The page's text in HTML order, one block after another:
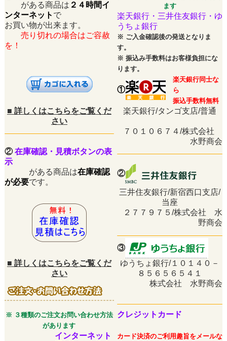
ます
がある商品は ２４時間イ
ンターネット で
お買い物が出来ます。
売り切れの場合はご容赦
を！
楽天銀行・三井住友銀行・ゆ
うちょ銀行
※ ご入金確認後の発送となりま
す。
※ 振込み手数料はお客様負担にな
ります。
①
楽天銀行同士な
ら
振込手数料無料
■ 詳しくはこちらをご覧くだ
さい
楽天銀行/タンゴ支店/普通
７０１０６７４/株式会社
水野商会
②在庫確認・見積ボタンの表
示
がある商品は在庫確認
が必要です。
②
三井住友銀行/新宿西口支店/
当座
２７７９７５/株式会社 水
野商会
③
■ 詳しくはこちらをご覧くだ
さい
ゆうちょ銀行/１０１４０－
８５６５６５４１
株式会社 水野商会
※ ３種類のご注文お問い合わせ方法
があります
クレジットカード
インターネット
カード決済のご利用趣旨をメールな